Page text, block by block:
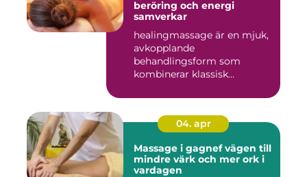
beröring och energi
samverkar
healingmassage är en mjuk,
avkopplande
behandlingsform som
kombinerar klassisk
04. apr
Massage i gagnef vägen till
mindre värk och mer ork i
vardagen